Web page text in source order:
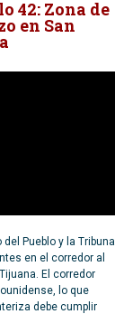
42: Zona de
en San
Pueblo y la Tribuna
en el corredor al
El corredor
lo que
debe cumplir